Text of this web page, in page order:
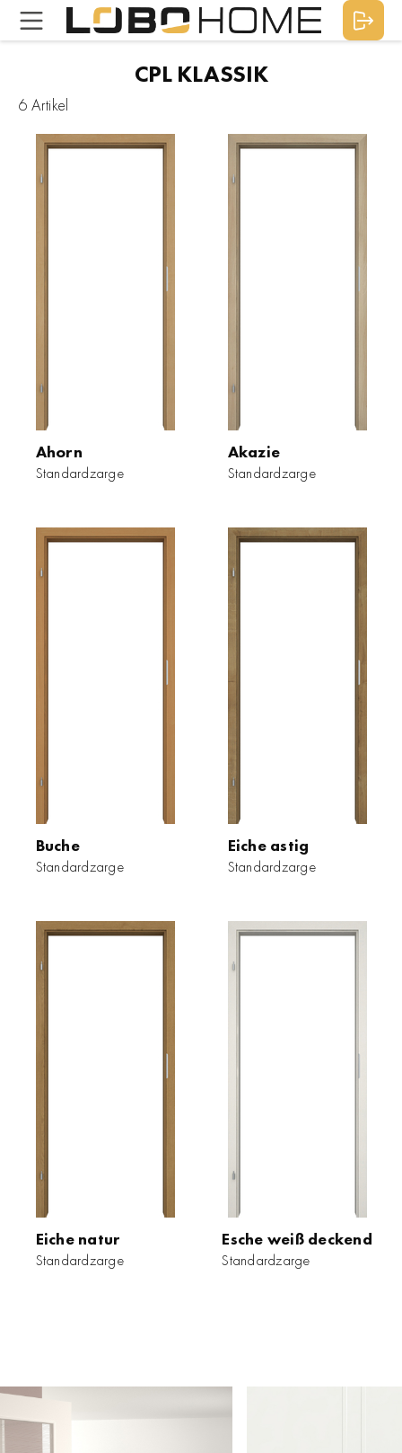
CPL KLASSIK
6 Artikel
Ahorn
Standardzarge
Akazie
Standardzarge
Buche
Standardzarge
Eiche astig
Standardzarge
Eiche natur
Standardzarge
Esche weiß deckend
Standardzarge